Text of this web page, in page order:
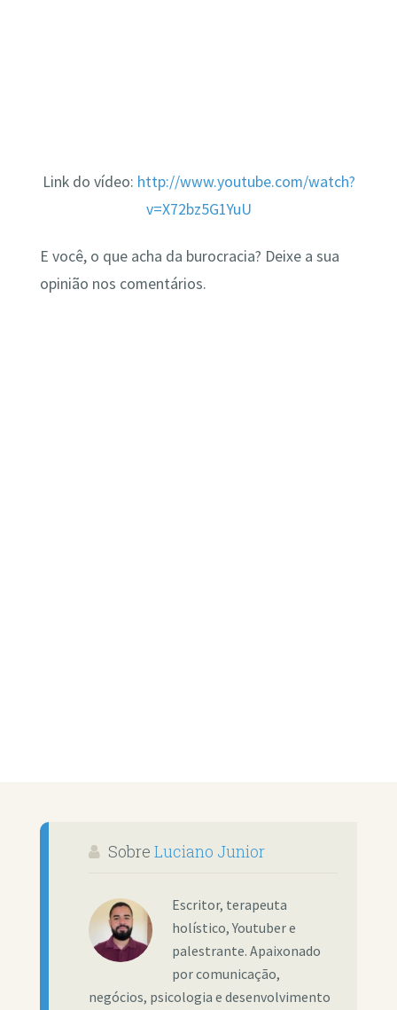
Link do vídeo: http://www.youtube.com/watch?
v=X72bz5G1YuU
E você, o que acha da burocracia? Deixe a sua
opinião nos comentários.
Sobre Luciano Junior
Escritor, terapeuta
holístico, Youtuber e
palestrante. Apaixonado
por comunicação,
negócios, psicologia e desenvolvimento